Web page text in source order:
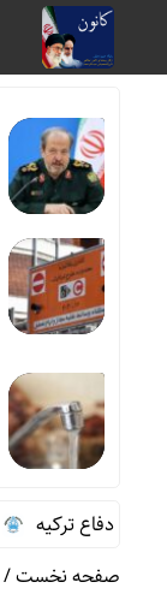
دفاع ترکیه
صفحه نخست/